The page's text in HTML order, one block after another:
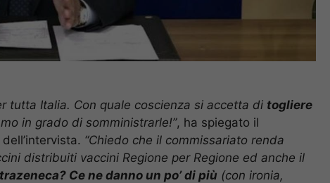
tutta Italia. Con quale coscienza si accetta di togliere
in grado di somministrarle!”, ha spiegato il
“Chiedo che il commissariato renda
distribuiti vaccini Regione per Regione ed anche il
Ce ne danno un po’ di più (con ironia,